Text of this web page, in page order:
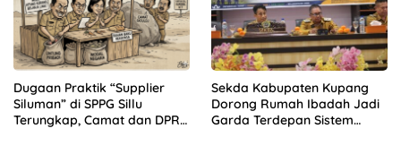
Dugaan Praktik “Supplier
Siluman” di SPPG Sillu
Terungkap, Camat dan DPRD
Sekda Kabupaten Kupang
Dorong Rumah Ibadah Jadi
Garda Terdepan Sistem